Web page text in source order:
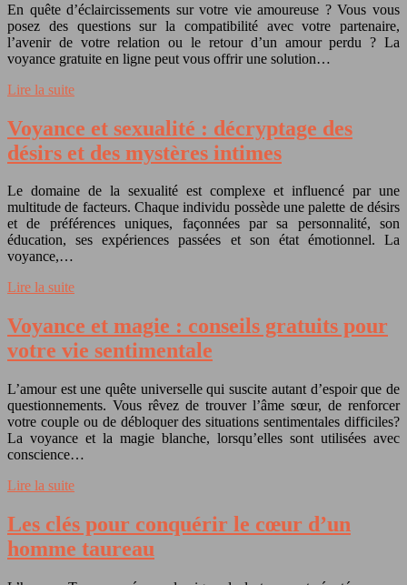
En quête d’éclaircissements sur votre vie amoureuse ? Vous vous
posez des questions sur la compatibilité avec votre partenaire,
l’avenir de votre relation ou le retour d’un amour perdu ? La
voyance gratuite en ligne peut vous offrir une solution…
Lire la suite
Voyance et sexualité : décryptage des
désirs et des mystères intimes
Le domaine de la sexualité est complexe et influencé par une
multitude de facteurs. Chaque individu possède une palette de désirs
et de préférences uniques, façonnées par sa personnalité, son
éducation, ses expériences passées et son état émotionnel. La
voyance,…
Lire la suite
Voyance et magie : conseils gratuits pour
votre vie sentimentale
L’amour est une quête universelle qui suscite autant d’espoir que de
questionnements. Vous rêvez de trouver l’âme sœur, de renforcer
votre couple ou de débloquer des situations sentimentales difficiles?
La voyance et la magie blanche, lorsqu’elles sont utilisées avec
conscience…
Lire la suite
Les clés pour conquérir le cœur d’un
homme taureau